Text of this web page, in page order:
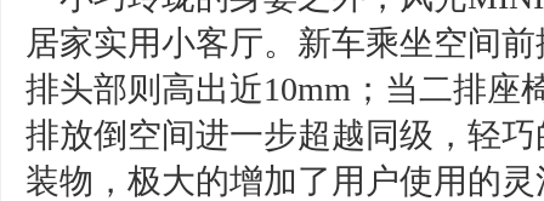
居家实用小客厅。新车乘坐空间
排头部则高出近10mm；当二排座
排放倒空间进一步超越同级，轻
装物，极大的增加了用户使用的